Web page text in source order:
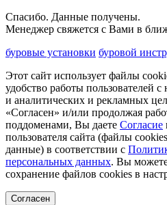
Спасибо. Данные получены.
Менеджер свяжется с Вами в
буровые установки буровой
Этот сайт использует файлы
удобство работы пользователей
и аналитических и рекламных
«Согласен» и/или продолжая
поддоменами, Вы даете Согласие
пользователя сайта (файлы
данные) в соответствии с
персональных данных. Вы
сохранение файлов cookies в
Согласен